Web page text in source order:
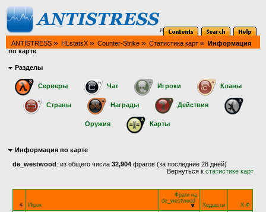
ANTISTRESS » HLstatsX » Counter-Strike » Статистика карт » Информация
по карте
Разделы
Серверы Чат Игроки Кланы
Страны Награды Действия
Оружия Карты
Информация по карте
de_westwood: из общего числа 32,904фрагов (за последние 28 дней)
Вернуться кстатистике карт
# Игрок
Фраги на
de_westwood
Хедшоты Х:Ф